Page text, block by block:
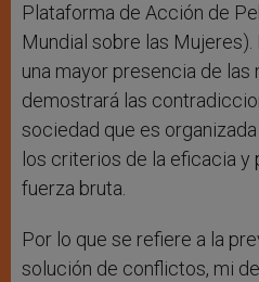
Plataforma de Acción de
Mundial sobre las Mujeres).
una mayor presencia de las
demostrará las
sociedad que es
los criterios de la eficacia y
fuerza bruta.
Por lo que se refiere a la
solución de conflictos, mi